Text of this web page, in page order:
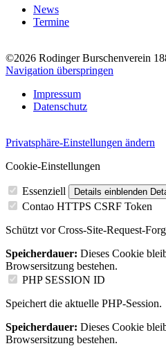
News
Termine
©2026 Rodinger Burschenverein
Navigation überspringen
Impressum
Datenschutz
Privatsphäre-Einstellungen ändern
Cookie-Einstellungen
Essenziell Details einblenden
Contao HTTPS CSRF Token
Schützt vor Cross-Site-Request-
Speicherdauer: Dieses Cookie
Browsersitzung bestehen.
PHP SESSION ID
Speichert die aktuelle PHP-Session.
Speicherdauer: Dieses Cookie
Browsersitzung bestehen.